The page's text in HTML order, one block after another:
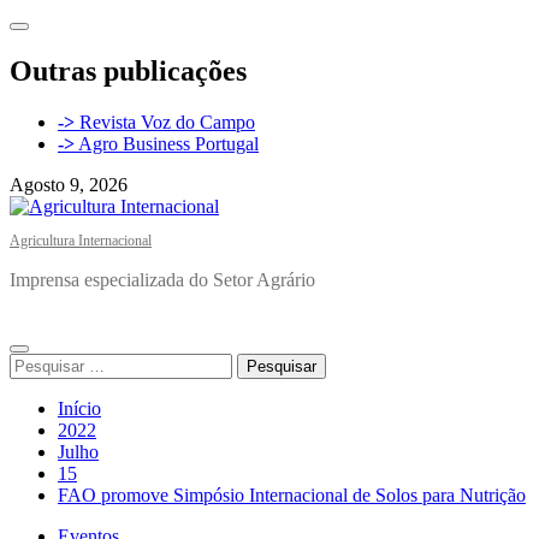
Avançar
o
conteúdo
Outras publicações
-> Revista Voz do Campo
-> Agro Business Portugal
Agosto 9, 2026
Agricultura Internacional
Imprensa especializada do Setor Agrário
Menu
principal
Pesquisar
por:
Início
2022
Julho
15
FAO promove Simpósio Internacional de Solos para Nutrição